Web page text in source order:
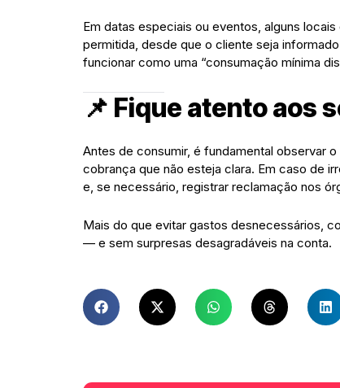
Em datas especiais ou eventos, alguns
permitida, desde que o cliente seja
funcionar como uma “consumação mínima
📌 Fique atento aos
Antes de consumir, é fundamental observar
cobrança que não esteja clara. Em caso de
e, se necessário, registrar reclamação nos
Mais do que evitar gastos desnecessários,
— e sem surpresas desagradáveis na conta.